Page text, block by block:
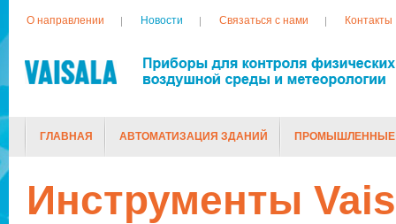
О направлении Новости Связаться с нами Контакты
ГЛАВНАЯ АВТОМАТИЗАЦИЯ ЗДАНИЙ ПРОМЫШЛЕННЫЕ
Инструменты